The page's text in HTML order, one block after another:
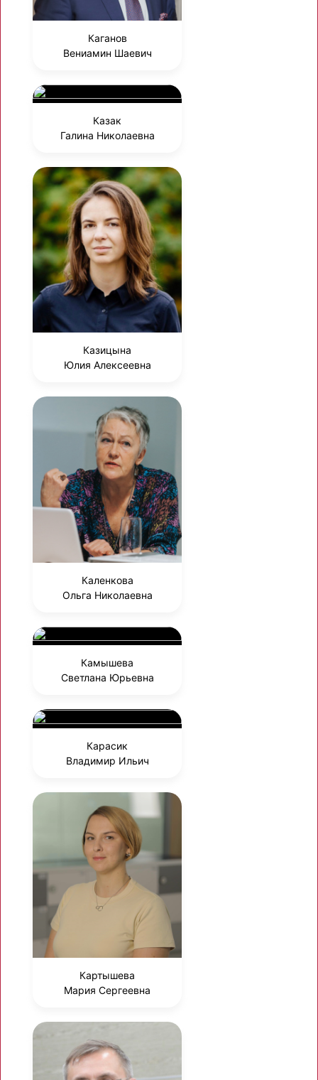
Каганов
Вениамин Шаевич
Казак
Галина Николаевна
Казицына
Юлия Алексеевна
Каленкова
Ольга Николаевна
Камышева
Светлана Юрьевна
Карасик
Владимир Ильич
Картышева
Мария Сергеевна